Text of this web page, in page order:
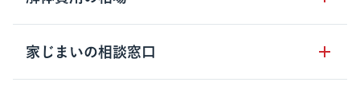
解体工事に関わる法律
用語集
木造住宅の相場
鉄骨造住宅の相場
家じまいの相談窓口